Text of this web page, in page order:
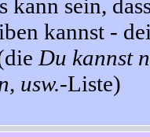
kann sein,
kannst -
Du kannst
usw.-Liste)